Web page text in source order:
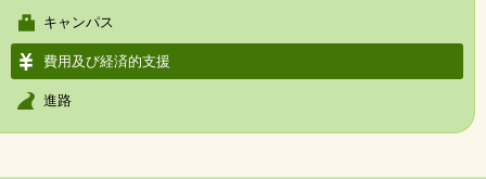
キャンパス
費用及び経済的支援
進路